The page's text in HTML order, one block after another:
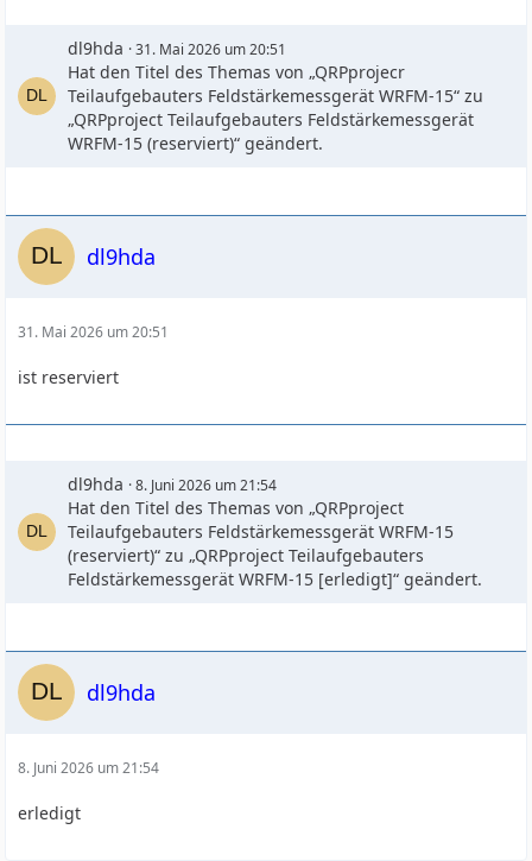
dl9hda 31. Mai 2026 um 20:51
Hat den Titel des Themas von „QRPprojecr
Teilaufgebauters Feldstärkemessgerät WRFM-15“ zu
„QRPproject Teilaufgebauters Feldstärkemessgerät
WRFM-15 (reserviert)“ geändert.
dl9hda
31. Mai 2026 um 20:51
ist reserviert
dl9hda 8. Juni 2026 um 21:54
Hat den Titel des Themas von „QRPproject
Teilaufgebauters Feldstärkemessgerät WRFM-15
(reserviert)“ zu „QRPproject Teilaufgebauters
Feldstärkemessgerät WRFM-15 [erledigt]“ geändert.
dl9hda
8. Juni 2026 um 21:54
erledigt